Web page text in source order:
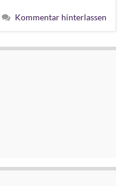
Kommentar hinterlassen